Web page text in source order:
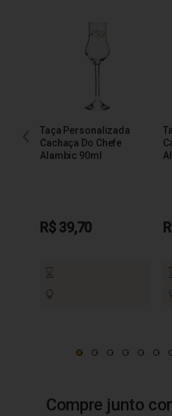
Taça Personalizada
Cachaça Do Chefe
Alambic 90ml
R$ 39,70
Compre junto